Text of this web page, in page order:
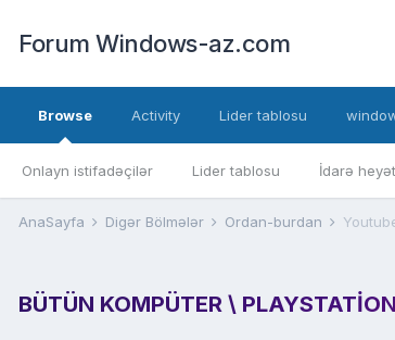
Forum Windows-az.com
Browse
Onlayn istifadəçilər Lider tablosu İdarə
Activity Lider tablosu
AnaSayfa Digər Bölmələr Ordan-burdan
BÜTÜN KOMPÜTER \